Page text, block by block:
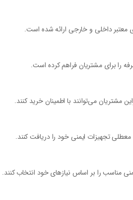
معتبر داخلی و خارجی ارائه شده است.
را برای مشتریان فراهم کرده است.
مشتریان می‌توانند با اطمینان خرید کنند.
تجهیزات ایمنی خود را دریافت کنند.
مناسب را بر اساس نیازهای خود انتخاب کنند.